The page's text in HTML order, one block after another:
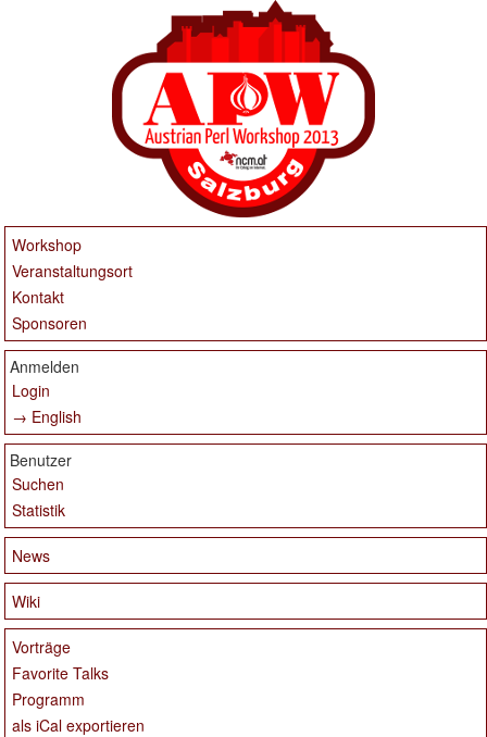
Workshop
Veranstaltungsort
Kontakt
Sponsoren
Anmelden
Login
→ English
Benutzer
Suchen
Statistik
News
Wiki
Vorträge
Favorite Talks
Programm
als iCal exportieren